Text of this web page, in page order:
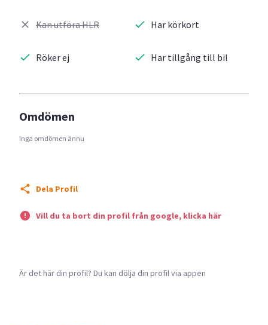
Kan utföra HLR
Röker ej
Har körkort
Har tillgång till bil
Omdömen
Inga omdömen ännu
Dela Profil
Vill du ta bort din profil från google, klicka här
Är det här din profil? Du kan dölja din profil via appen